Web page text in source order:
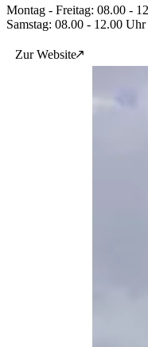
Montag - Freitag: 08.00 -
Samstag: 08.00 - 12.00 Uhr
Zur Website